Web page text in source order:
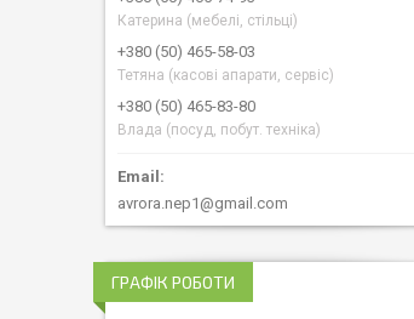
Катерина (мебелі, стільці)
+380 (50) 465-58-03
Тетяна (касові апарати, сервіс)
+380 (50) 465-83-80
Влада (посуд, побут. техніка)
avrora.nep1@gmail.com
ГРАФІК РОБОТИ